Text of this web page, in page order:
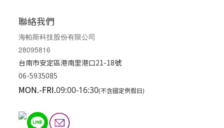
聯絡我們
海帕斯科技股份有限公司
28095816
台南市安定區港南里港口21-18號
06-5935085
MON.-FRI.09:00-16:30(不含國定例假日)